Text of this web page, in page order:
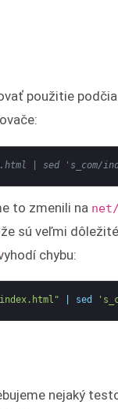
použitie
| sed 's_com/
to zmenili na
sú veľmi
chybu:
sed
nejaký